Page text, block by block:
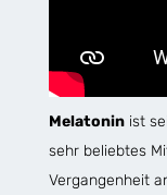
Melatoninist
sehr beliebtes
Vergangenheit